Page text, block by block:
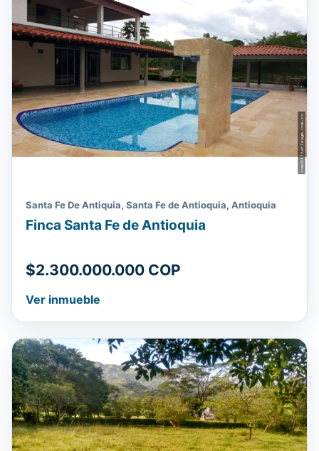
Santa Fe De Antiquia, Santa Fe de Antioquia, Antioquia
Finca Santa Fe de Antioquia
$2.300.000.000 COP
Ver inmueble